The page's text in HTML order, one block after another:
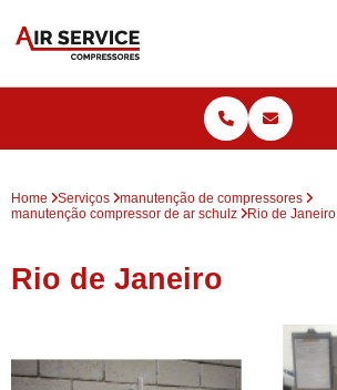
Home Serviços
manutenção de compressores
manutenção compressor de ar schulz
Rio de Janeiro
Rio de Janeiro